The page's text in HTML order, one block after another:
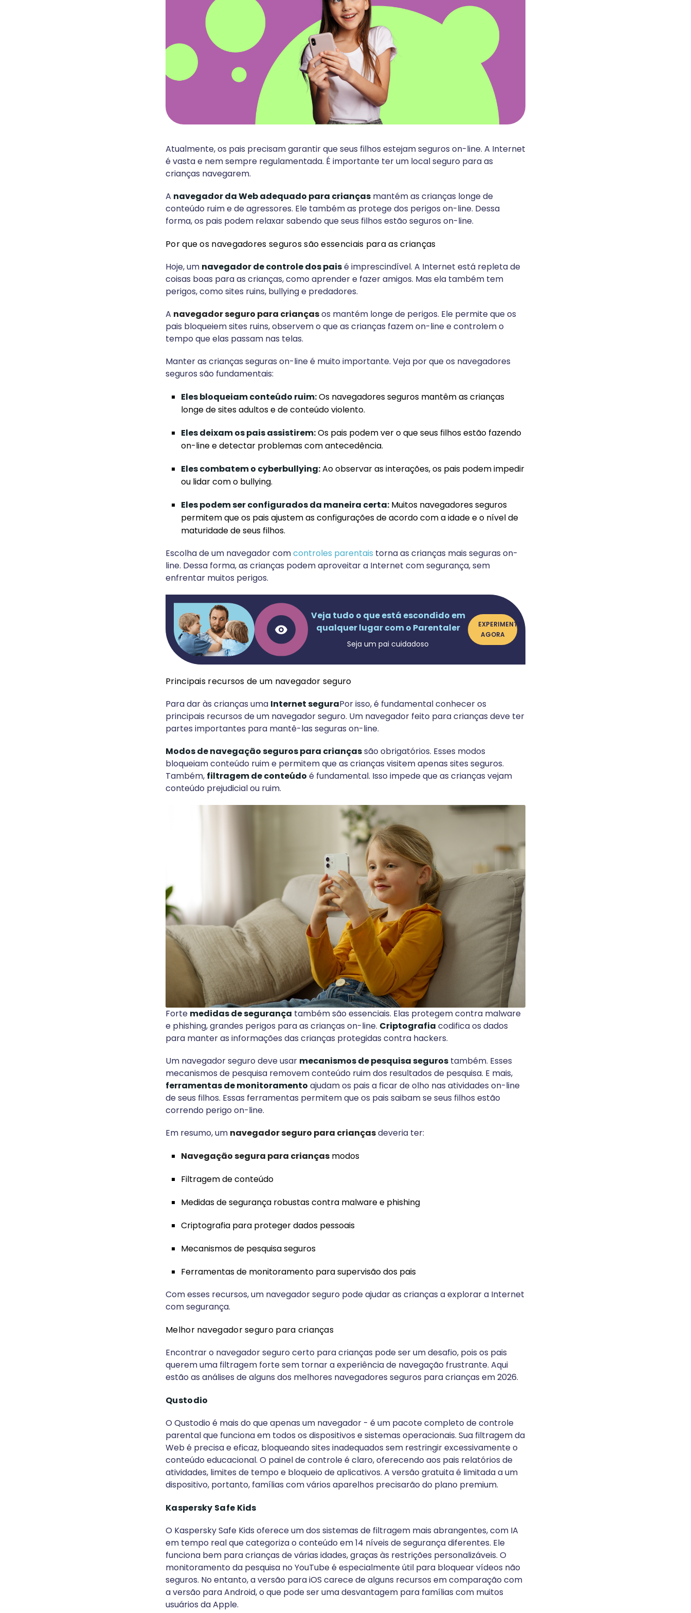
Atualmente, os pais precisam garantir que seus filhos estejam seguros on-line. A Internet
é vasta e nem sempre regulamentada. É importante ter um local seguro para as
crianças navegarem.
A navegador da Web adequado para crianças mantém as crianças longe de
conteúdo ruim e de agressores. Ele também as protege dos perigos on-line. Dessa
forma, os pais podem relaxar sabendo que seus filhos estão seguros on-line.
Por que os navegadores seguros são essenciais para as crianças
Hoje, um navegador de controle dos paisé imprescindível. A Internet está repleta de
coisas boas para as crianças, como aprender e fazer amigos. Mas ela também tem
perigos, como sites ruins, bullying e predadores.
A navegador seguro para criançasos mantém longe de perigos. Ele permite que os
pais bloqueiem sites ruins, observem o que as crianças fazem on-line e controlem o
tempo que elas passam nas telas.
Manter as crianças seguras on-line é muito importante. Veja por que os navegadores
seguros são fundamentais:
Eles bloqueiam conteúdo ruim:Os navegadores seguros mantêm as crianças
longe de sites adultos e de conteúdo violento.
Eles deixam os pais assistirem:Os pais podem ver o que seus filhos estão fazendo
on-line e detectar problemas com antecedência.
Eles combatem o cyberbullying:Ao observar as interações, os pais podem impedir
ou lidar com o bullying.
Eles podem ser configurados da maneira certa: Muitos navegadores seguros
permitem que os pais ajustem as configurações de acordo com a idade e o nível de
maturidade de seus filhos.
Escolha de um navegador comcontroles parentais torna as crianças mais seguras on-
line. Dessa forma, as crianças podem aproveitar a Internet com segurança, sem
enfrentar muitos perigos.
Veja tudo o que está escondido em
qualquer lugar com o Parentaler
Seja um pai cuidadoso
EXPERIMENTE
AGORA
Principais recursos de um navegador seguro
Para dar às crianças uma Internet seguraPor isso, é fundamental conhecer os
principais recursos de um navegador seguro. Um navegador feito para crianças deve ter
partes importantes para mantê-las seguras on-line.
Modos de navegação seguros para criançassão obrigatórios. Esses modos
bloqueiam conteúdo ruim e permitem que as crianças visitem apenas sites seguros.
Também, filtragem de conteúdo é fundamental. Isso impede que as crianças vejam
conteúdo prejudicial ou ruim.
Forte medidas de segurança também são essenciais. Elas protegem contra malware
e phishing, grandes perigos para as crianças on-line. Criptografia codifica os dados
para manter as informações das crianças protegidas contra hackers.
Um navegador seguro deve usar mecanismos de pesquisa seguros também. Esses
mecanismos de pesquisa removem conteúdo ruim dos resultados de pesquisa. E mais,
ferramentas de monitoramento ajudam os pais a ficar de olho nas atividades on-line
de seus filhos. Essas ferramentas permitem que os pais saibam se seus filhos estão
correndo perigo on-line.
Em resumo, um navegador seguro para criançasdeveria ter:
Navegação segura para crianças modos
Filtragem de conteúdo
Medidas de segurança robustas contra malware e phishing
Criptografia para proteger dados pessoais
Mecanismos de pesquisa seguros
Ferramentas de monitoramento para supervisão dos pais
Com esses recursos, um navegador seguro pode ajudar as crianças a explorar a Internet
com segurança.
Melhor navegador seguro para crianças
Encontrar o navegador seguro certo para crianças pode ser um desafio, pois os pais
querem uma filtragem forte sem tornar a experiência de navegação frustrante. Aqui
estão as análises de alguns dos melhores navegadores seguros para crianças em 2026.
Qustodio
O Qustodio é mais do que apenas um navegador - é um pacote completo de controle
parental que funciona em todos os dispositivos e sistemas operacionais. Sua filtragem da
Web é precisa e eficaz, bloqueando sites inadequados sem restringir excessivamente o
conteúdo educacional. O painel de controle é claro, oferecendo aos pais relatórios de
atividades, limites de tempo e bloqueio de aplicativos. A versão gratuita é limitada a um
dispositivo, portanto, famílias com vários aparelhos precisarão do plano premium.
Kaspersky Safe Kids
O Kaspersky Safe Kids oferece um dos sistemas de filtragem mais abrangentes, com IA
em tempo real que categoriza o conteúdo em 14 níveis de segurança diferentes. Ele
funciona bem para crianças de várias idades, graças às restrições personalizáveis. O
monitoramento da pesquisa no YouTube é especialmente útil para bloquear vídeos não
seguros. No entanto, a versão para iOS carece de alguns recursos em comparação com
a versão para Android, o que pode ser uma desvantagem para famílias com muitos
usuários da Apple.